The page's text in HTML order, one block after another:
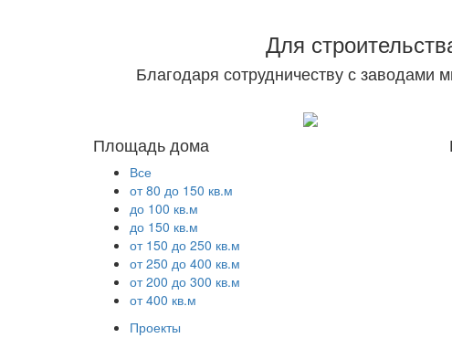
Для
Благодаря сотрудничеству с
Площадь дома
Все
от 80 до 150 кв.м
до 100 кв.м
до 150 кв.м
от 150 до 250 кв.м
от 250 до 400 кв.м
от 200 до 300 кв.м
от 400 кв.м
Проекты